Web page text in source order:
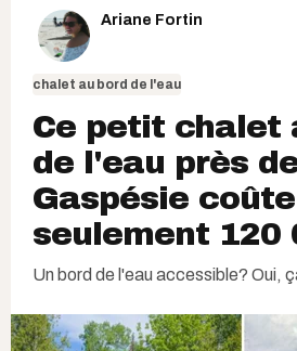
Ariane Fortin
chalet au bord de l'eau
Ce petit chalet
de l'eau près
Gaspésie coûte
seulement 120
Un bord de l'eau accessible? Oui,